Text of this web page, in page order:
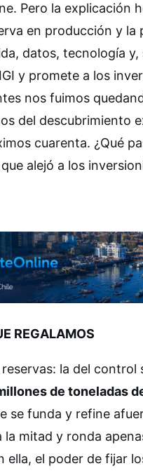
Pero la explicación
en producción y
datos, tecnología
y promete a los
nos fuimos
del descubrimiento
cuarenta. ¿Qué
alejó a los
REGALAMOS
la del
de toneladas
se funda y refine
mitad y ronda
ella, el poder de fijar